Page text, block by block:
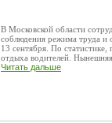
В Московской области
соблюдения режима труда и
13 сентября. По
отдыха водителей.
Читать дальше